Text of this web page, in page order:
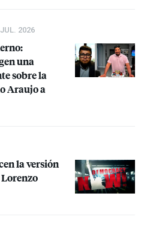
2026
una
sobre la
Araujo a
la versión